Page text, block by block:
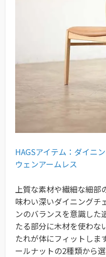
HAGSアイテム：ダイニ
ウェンアームレス
上質な素材や繊細な細部
味わい深いダイニングチ
ンのバランスを意識した
たる部分に木材を使わな
たれが体にフィットしま
ールナットの2種類から選